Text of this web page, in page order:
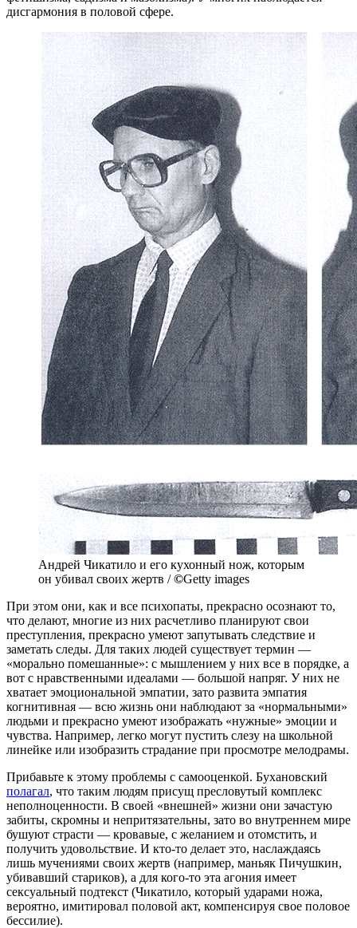
дисгармония в половой сфере.
Андрей Чикатило и его кухонный нож, которым
он убивал своих жертв /©Getty images
При этом они, как и все психопаты, прекрасно осознают то,
что делают, многие из них расчетливо планируют свои
преступления, прекрасно умеют запутывать следствие и
заметать следы. Для таких людей существует термин —
«морально помешанные»: с мышлением у них все в порядке, а
вот с нравственными идеалами — большой напряг. У них не
хватает эмоциональной эмпатии, зато развита эмпатия
когнитивная — всю жизнь они наблюдают за «нормальными»
людьми и прекрасно умеют изображать «нужные» эмоции и
чувства. Например, легко могут пустить слезу на школьной
линейке или изобразить страдание при просмотре мелодрамы.
Прибавьте к этому проблемы с самооценкой. Бухановский
полагал, что таким людям присущ пресловутый комплекс
неполноценности. В своей «внешней» жизни они зачастую
забиты, скромны и непритязательны, зато во внутреннем мире
бушуют страсти — кровавые, с желанием и отомстить, и
получить удовольствие. И кто-то делает это, наслаждаясь
лишь мучениями своих жертв (например, маньяк Пичушкин,
убивавший стариков), а для кого-то эта агония имеет
сексуальный подтекст (Чикатило, который ударами ножа,
вероятно, имитировал половой акт, компенсируя свое половое
бессилие).